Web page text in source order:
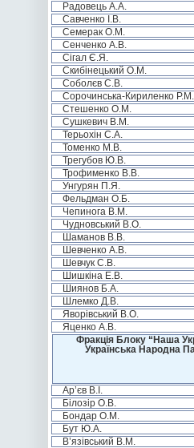
Радовець А.А.
Савченко І.В.
Семерак О.М.
Сенченко А.В.
Сігал Є.Я.
Скибінецький О.М.
Соболєв С.В.
Сорочинська-Кириленко Р.М.
Стешенко О.М.
Сушкевич В.М.
Терьохін С.А.
Томенко М.В.
Трегубов Ю.В.
Трофименко В.В.
Унгурян П.Я.
Фельдман О.Б.
Чепинога В.М.
Чудновський В.О.
Шаманов В.В.
Шевченко А.В.
Шевчук С.В.
Шишкіна Е.В.
Шиянов Б.А.
Шлемко Д.В.
Яворівський В.О.
Яценко А.В.
Фракція Блоку “Наша
Українська Народна
Ар’єв В.І.
Білозір О.В.
Бондар О.М.
Бут Ю.А.
В’язівський В.М.